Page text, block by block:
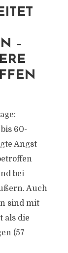
–
60-
Angst
bei
Auch
sind mit
als die
(57